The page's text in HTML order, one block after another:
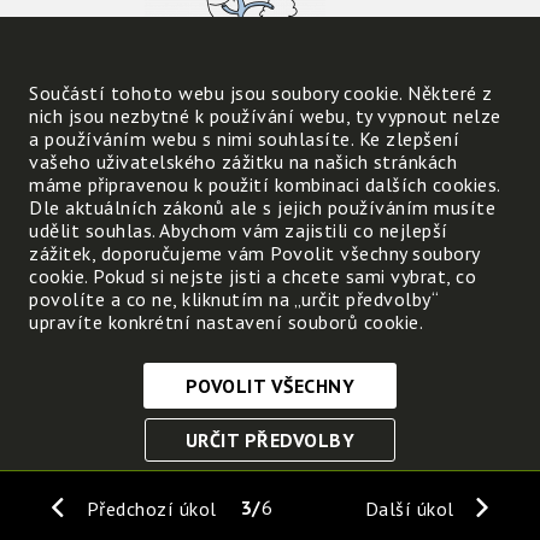
Vyber a doplň správné
slovo do dvou vět: větší -
menší
Které nečistoty se snadněji zachytí v nose?
Které nečistoty se naopak dostávají snadněji
Předchozí úkol Další úkol
3 6
Součástí tohoto webu jsou soubory cookie. Některé z
nich jsou nezbytné k používání webu, ty vypnout nelze
a používáním webu s nimi souhlasíte. Ke zlepšení
vašeho uživatelského zážitku na našich stránkách
máme připravenou k použití kombinaci dalších cookies.
Dle aktuálních zákonů ale s jejich používáním musíte
udělit souhlas. Abychom vám zajistili co nejlepší
zážitek, doporučujeme vám Povolit všechny soubory
cookie. Pokud si nejste jisti a chcete sami vybrat, co
povolíte a co ne, kliknutím na „určit předvolby“
upravíte konkrétní nastavení souborů cookie.
Nezbytně nutné cookies
Tyto soubory cookie jsou nezbytné, abyste se mohli
funkce. Bez těchto cookies by webové stránky
POVOLIT VŠECHNY
URČIT PŘEDVOLBY